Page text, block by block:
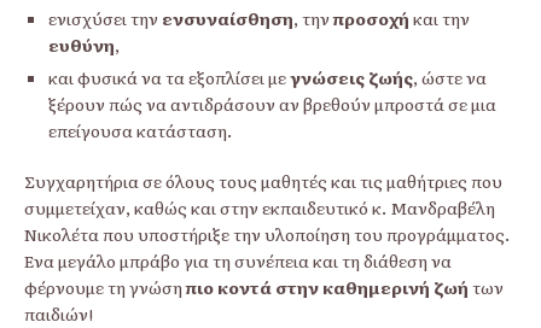
ενισχύσει την ενσυναίσθηση, τηνπροσοχή και την
ευθύνη,
και φυσικά να τα εξοπλίσει μεγνώσεις ζωής, ώστε να
ξέρουν πώς να αντιδράσουν αν βρεθούν μπροστά σε μια
επείγουσα κατάσταση.
Συγχαρητήρια σε όλους τους μαθητές και τις μαθήτριες που
συμμετείχαν, καθώς και στην εκπαιδευτικό κ. Μανδραβέλη
Νικολέτα που υποστήριξε την υλοποίηση του προγράμματος.
Ένα μεγάλο μπράβο για τη συνέπεια και τη διάθεση να
φέρνουμε τη γνώσηπιο κοντά στην καθημερινή ζωή των
παιδιών!